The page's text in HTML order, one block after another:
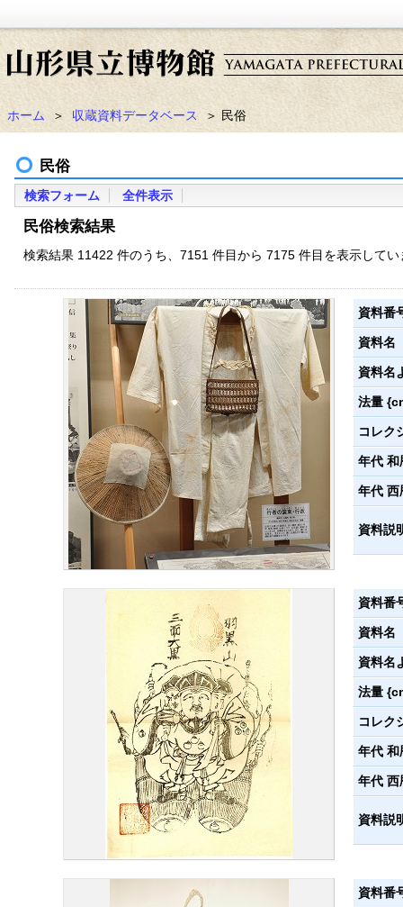
ホーム ＞ 収蔵資料データベース ＞ 民俗
民俗
検索フォーム 全件表示
民俗検索結果
検索結果 11422 件のうち、7151 件目から 7175 件目を表示してい
資料番
資料名
資料名
法量
コレク
年代 和
年代 西
資料説
資料番
資料名
資料名
法量
コレク
年代 和
年代 西
資料説
資料番